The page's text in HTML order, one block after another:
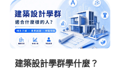
建築設計學群學什麼？